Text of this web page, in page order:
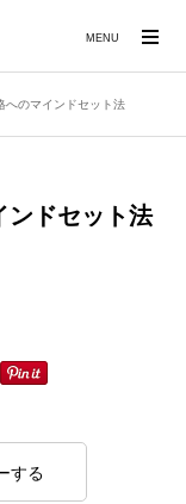
へのマインドセット法
ンドセット法
する
MENU